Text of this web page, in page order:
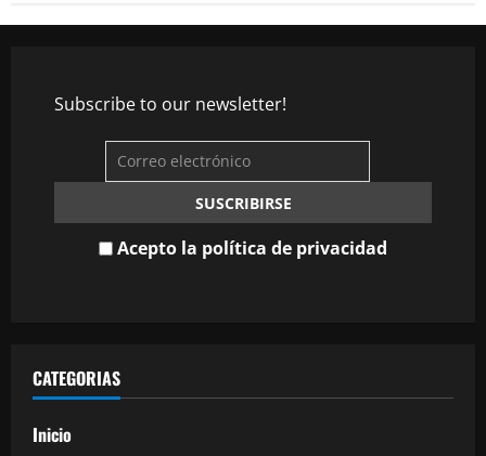
Subscribe to our newsletter!
Acepto la política de privacidad
CATEGORIAS
Inicio